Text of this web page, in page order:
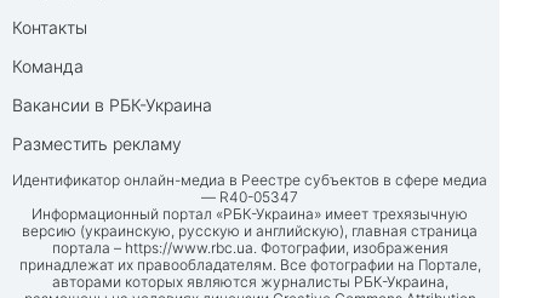
Контакты
Команда
Вакансии в РБК-Украина
Разместить рекламу
Идентификатор онлайн-медиа в Реестре субъектов в сфере медиа
— R40-05347
Информационный портал «РБК-Украина» имеет трехязычную
версию (украинскую, русскую и английскую), главная страница
портала – https://www.rbc.ua . Фотографии, изображения
принадлежат их правообладателям. Все фотографии на Портале,
авторами которых являются журналисты РБК-Украина,